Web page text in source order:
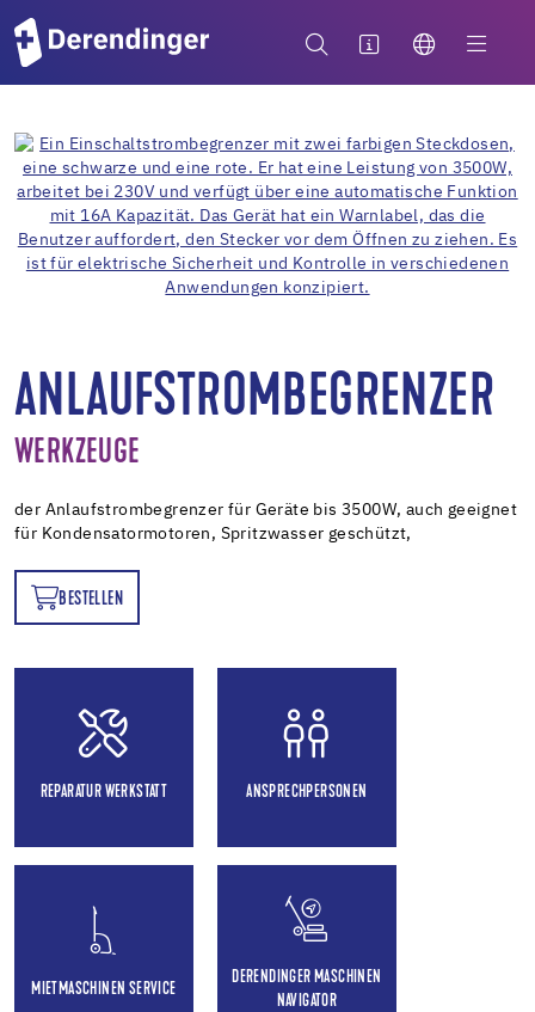
ANLAUFSTROMBEGRENZER
WERKZEUGE
der Anlaufstrombegrenzer für Geräte bis 3500W, auch geeignet
für Kondensatormotoren, Spritzwasser geschützt,
BESTELLEN
REPARATUR WERKSTATT ANSPRECHPERSONEN
MIETMASCHINEN SERVICE
DERENDINGER MASCHINEN
NAVIGATOR